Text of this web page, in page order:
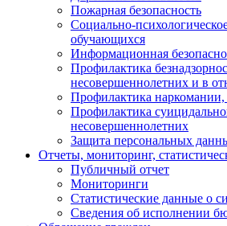
Пожарная безопасность
Социально-
обучающихся
Информационная
Профилактика
несовершеннолетних и в
Профилактика
Профилактика
несовершеннолетних
Защита персональных
Отчеты, мониторинг,
Публичный отчет
Мониторинги
Статистические данные о
Сведения об исполнении